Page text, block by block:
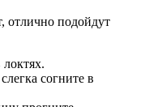
отлично подойдут
согните в